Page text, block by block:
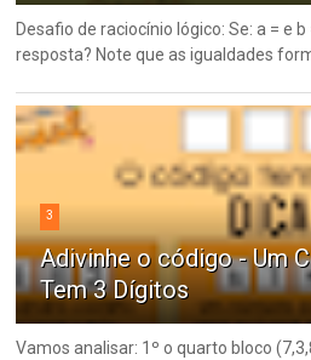
Desafio de raciocínio lógico: Se: a = e
resposta? Note que as igualdades
3
Adivinhe o código - Um
Tem 3 Dígitos
Vamos analisar: 1º o quarto bloco